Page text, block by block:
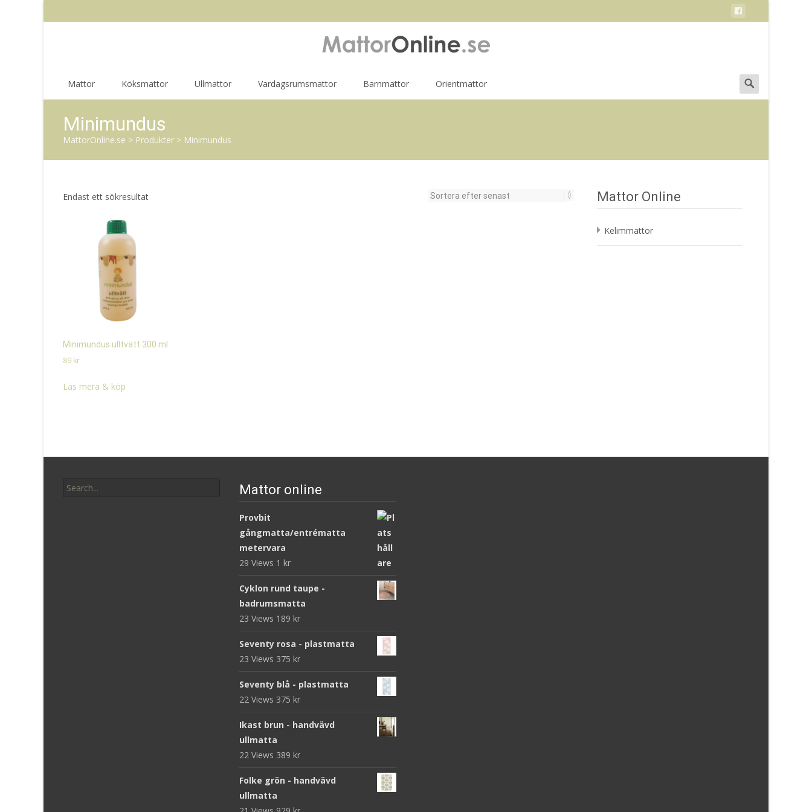
Mattor Köksmattor Ullmattor Vardagsrumsmattor Barnmattor Orientmattor
Search
for:
Minimundus
MattorOnline.se > Produkter > Minimundus
Endast ett sökresultat
Minimundus ulltvätt 300 ml
89 kr
Läs mera & köp
Mattor Online
Kelimmattor
for:
Mattor online
Provbit
gångmatta/entrématta
metervara
29 Views 1 kr
Cyklon rund taupe -
badrumsmatta
23 Views 189 kr
Seventy rosa - plastmatta
23 Views 375 kr
Seventy blå - plastmatta
22 Views 375 kr
Ikast brun - handvävd
ullmatta
22 Views 389 kr
Folke grön - handvävd
ullmatta